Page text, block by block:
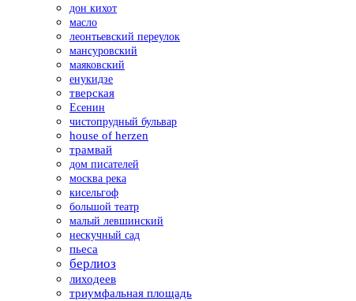
дон кихот
масло
леонтьевский переулок
мансуровский
маяковский
енукидзе
тверская
Есенин
чистопрудный бульвар
house of herzen
трамвай
дом писателей
москва река
кисельгоф
большой театр
малый левшинский
нескучный сад
пьеса
берлиоз
лиходеев
триумфальная площадь